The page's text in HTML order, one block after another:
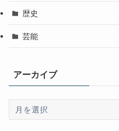
歴史
芸能
アーカイブ